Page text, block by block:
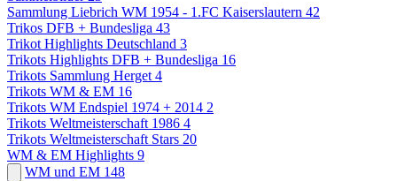
Sammlung Liebrich WM 1954 - 1.FC Kaiserslautern 42
Trikos DFB + Bundesliga 43
Trikot Highlights Deutschland 3
Trikots Highlights DFB + Bundesliga 16
Trikots Sammlung Herget 4
Trikots WM & EM 16
Trikots WM Endspiel 1974 + 2014 2
Trikots Weltmeisterschaft 1986 4
Trikots Weltmeisterschaft Stars 20
WM & EM Highlights 9
WM und EM 148